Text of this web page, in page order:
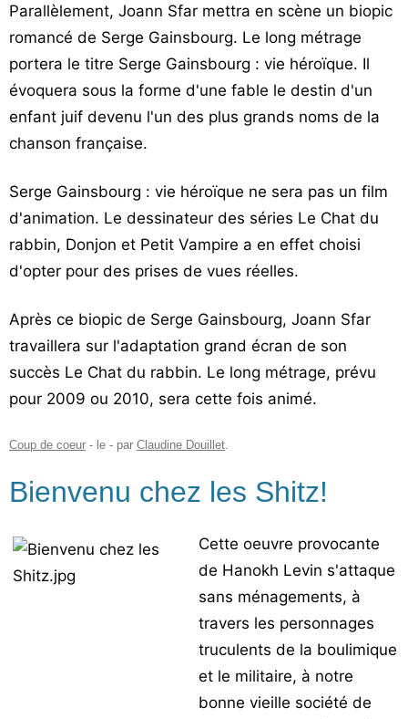
Parallèlement, Joann Sfar mettra en scène un biopic
romancé de Serge Gainsbourg. Le long métrage
portera le titre Serge Gainsbourg : vie héroïque. Il
évoquera sous la forme d'une fable le destin d'un
enfant juif devenu l'un des plus grands noms de la
chanson française.
Serge Gainsbourg : vie héroïque ne sera pas un film
d'animation. Le dessinateur des séries Le Chat du
rabbin, Donjon et Petit Vampire a en effet choisi
d'opter pour des prises de vues réelles.
Après ce biopic de Serge Gainsbourg, Joann Sfar
travaillera sur l'adaptation grand écran de son
succès Le Chat du rabbin. Le long métrage, prévu
pour 2009 ou 2010, sera cette fois animé.
Coup de coeur - le - par Claudine Douillet.
Bienvenu chez les Shitz!
Cette oeuvre provocante
de Hanokh Levin s'attaque
sans ménagements, à
travers les personnages
truculents de la boulimique
et le militaire, à notre
bonne vieille société de